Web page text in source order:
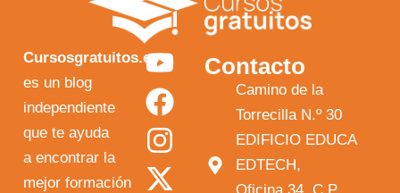
Cursosgratuitos.es
es un blog
independiente
que te ayuda
a encontrar la
mejor formación
Y
o
u
t
u
F
a
c
e
b
I
n
s
t
a
X
-
t
w
i
Contacto
Camino de la
Torrecilla N.º 30
EDIFICIO EDUCA
EDTECH,